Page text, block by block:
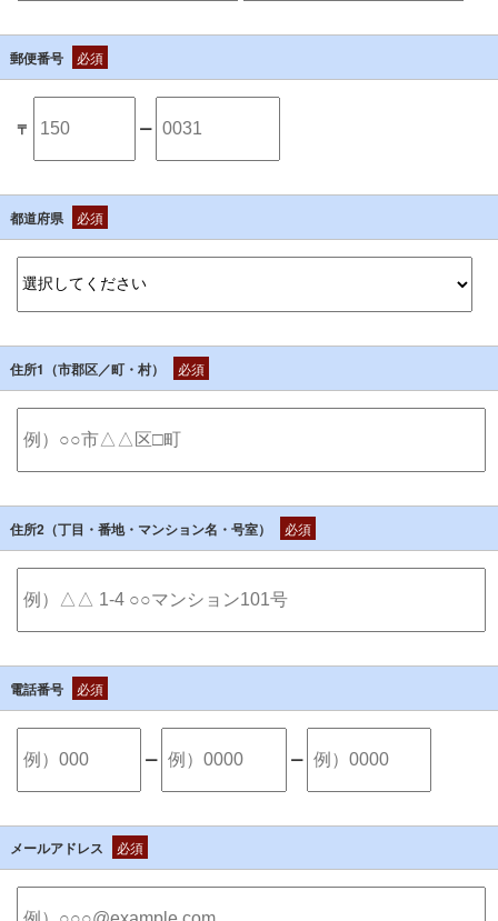
郵便番号 必須
〒 ー
都道府県 必須
住所1（市郡区／町・村） 必須
住所2（丁目・番地・マンション名・号室） 必須
電話番号 必須
ー ー
メールアドレス 必須